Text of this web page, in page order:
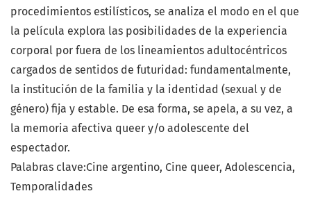
procedimientos estilísticos, se analiza el modo en el que
la película explora las posibilidades de la experiencia
corporal por fuera de los lineamientos adultocéntricos
cargados de sentidos de futuridad: fundamentalmente,
la institución de la familia y la identidad (sexual y de
género) fija y estable. De esa forma, se apela, a su vez, a
la memoria afectiva queer y/o adolescente del
espectador.
Palabras clave:Cine argentino, Cine queer, Adolescencia,
Temporalidades